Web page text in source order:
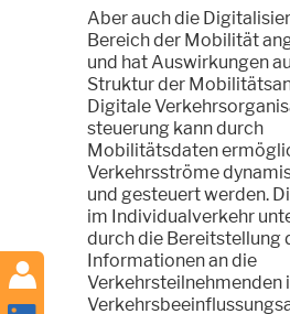
Aber auch die
Bereich der Mobilität
und hat Auswirkungen
Struktur der
Digitale
steuerung kann durch
Mobilitätsdaten
Verkehrsströme
und gesteuert werden.
im Individualverkehr
durch die Bereitstellung
Informationen an die
Verkehrsteilnehmenden